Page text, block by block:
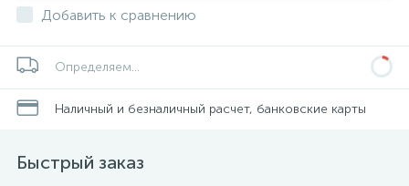
Добавить к сравнению
Определяем...
Наличный и безналичный расчет, банковские карты
Быстрый заказ